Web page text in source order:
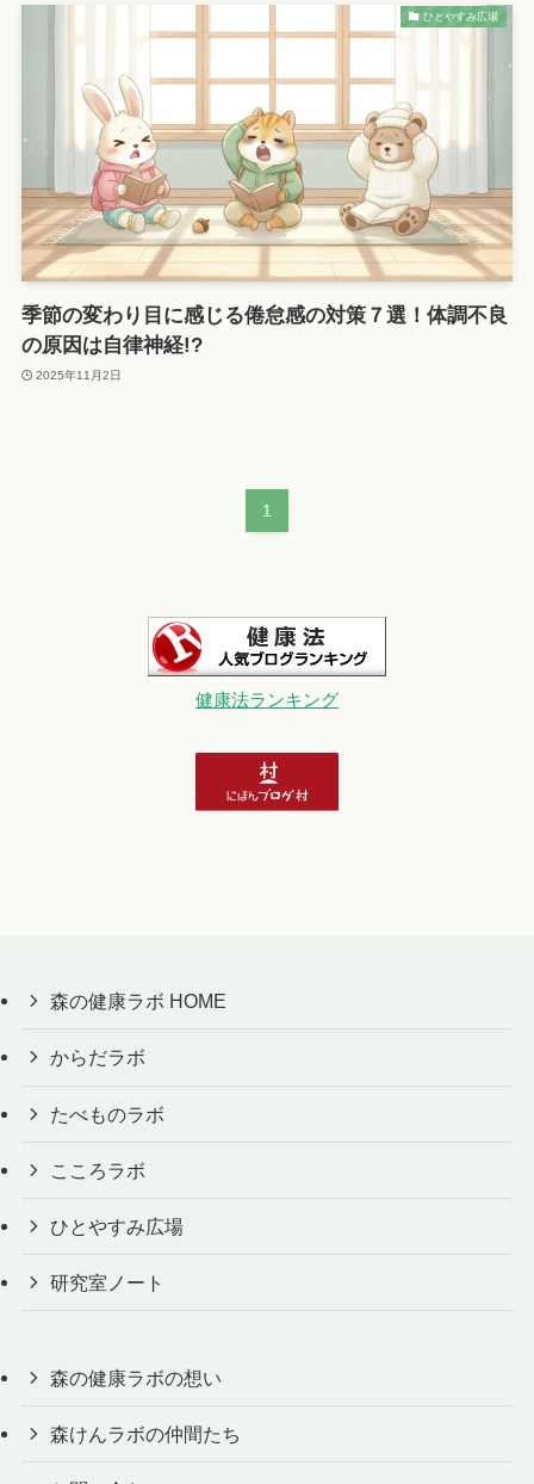
ひとやすみ広場
季節の変わり目に感じる倦怠感の対策７選！体調不良
の原因は自律神経!?
2025年11月2日
1
健康法ランキング
森の健康ラボ HOME
からだラボ
たべものラボ
こころラボ
ひとやすみ広場
研究室ノート
森の健康ラボの想い
森けんラボの仲間たち